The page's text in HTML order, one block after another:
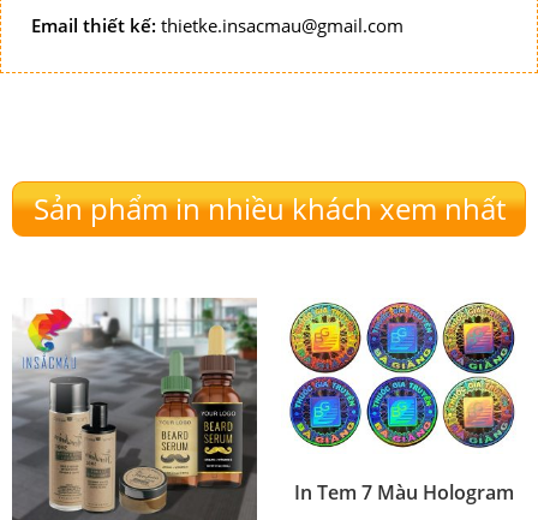
Email thiết kế: thietke.insacmau@gmail.com
Sản phẩm in nhiều khách xem nhất
In Tem 7 Màu Hologram